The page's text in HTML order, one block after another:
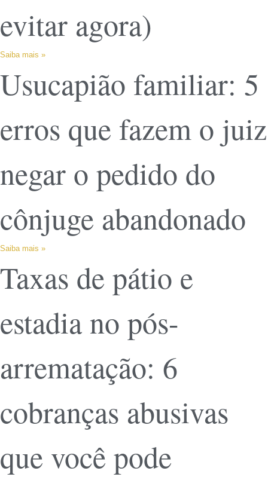
evitar agora)
Saiba mais »
Usucapião familiar: 5
erros que fazem o juiz
negar o pedido do
cônjuge abandonado
Saiba mais »
Taxas de pátio e
estadia no pós-
arrematação: 6
cobranças abusivas
que você pode